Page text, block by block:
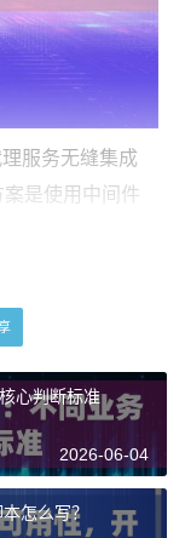
服务无缝集成
是使用中间件
的下载器中间
一个新鲜的、可
。这样，Scrap
来自不同地区真
真实用户的地
心判断标准
2026-06-04
怎么写？